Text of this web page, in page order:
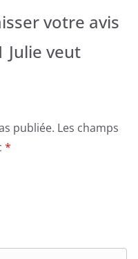
votre avis
Julie veut
publiée. Les champs
*